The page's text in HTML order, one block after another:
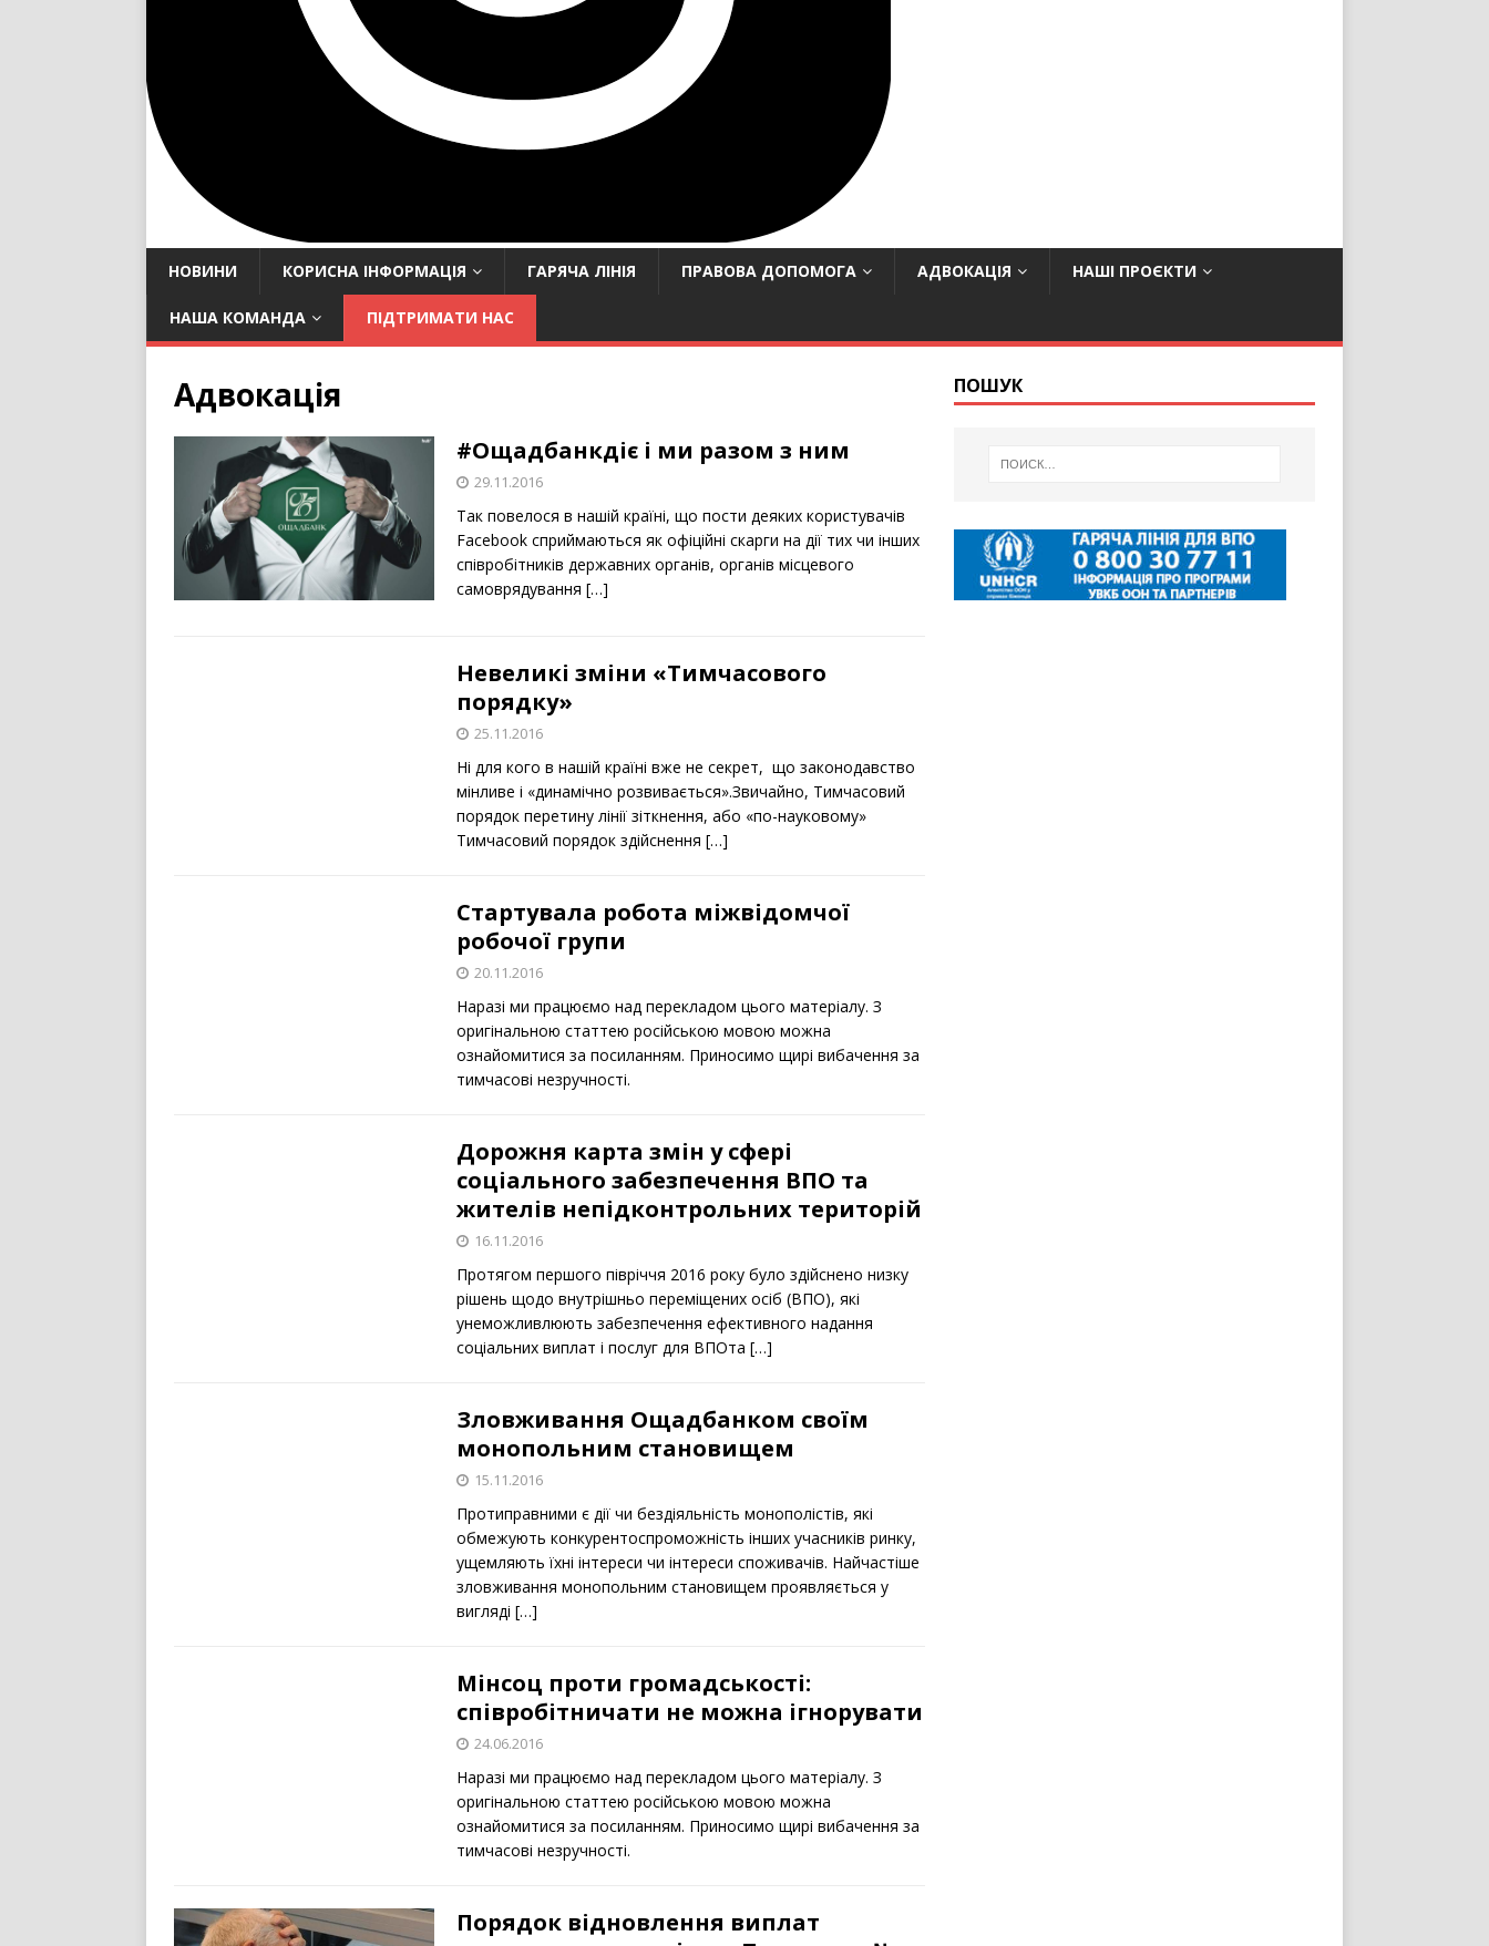
НОВИНИ КОРИСНА ІНФОРМАЦІЯ ГАРЯЧА ЛІНІЯ ПРАВОВА ДОПОМОГА АДВОКАЦІЯ НАШІ ПРОЄКТИ
НАША КОМАНДА ПІДТРИМАТИ НАС
Адвокація
#Ощадбанкдіє і ми разом з ним
29.11.2016
Так повелося в нашій країні, що пости деяких користувачів
Facebook сприймаються як офіційні скарги на дії тих чи інших
співробітників державних органів, органів місцевого
самоврядування […]
Невеликі зміни «Тимчасового
порядку»
25.11.2016
Ні для кого в нашій країні вже не секрет, що законодавство
мінливе і «динамічно розвивається».Звичайно, Тимчасовий
порядок перетину лінії зіткнення, або «по-науковому»
Тимчасовий порядок здійснення […]
Стартувала робота міжвідомчої
робочої групи
20.11.2016
Наразі ми працюємо над перекладом цього матеріалу. З
оригінальною статтею російською мовою можна
ознайомитися за посиланням. Приносимо щирі вибачення за
тимчасові незручності.
Дорожня карта змін у сфері
соціального забезпечення ВПО та
жителів непідконтрольних територій
16.11.2016
Протягом першого півріччя 2016 року було здійснено низку
рішень щодо внутрішньо переміщених осіб (ВПО), які
унеможливлюють забезпечення ефективного надання
соціальних виплат і послуг для ВПОта […]
Зловживання Ощадбанком своїм
монопольним становищем
15.11.2016
Протиправними є дії чи бездіяльність монополістів, які
обмежують конкурентоспроможність інших учасників ринку,
ущемляють їхні інтереси чи інтереси споживачів. Найчастіше
зловживання монопольним становищем проявляється у
вигляді […]
Мінсоц проти громадськості:
співробітничати не можна ігнорувати
24.06.2016
Наразі ми працюємо над перекладом цього матеріалу. З
оригінальною статтею російською мовою можна
ознайомитися за посиланням. Приносимо щирі вибачення за
тимчасові незручності.
Порядок відновлення виплат
ПОШУК